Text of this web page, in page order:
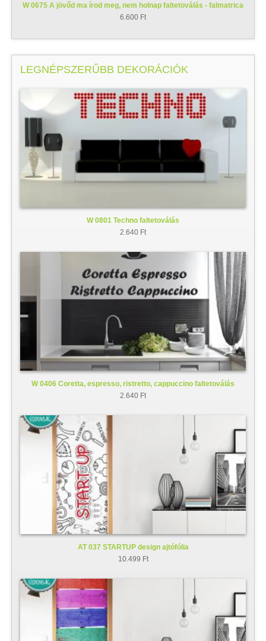
W 0675 A jövőd ma írod meg, nem holnap faltetoválás - falmatrica
6.600 Ft
LEGNÉPSZERŰBB DEKORÁCIÓK
W 0801 Techno faltetoválás
2.640 Ft
W 0406 Coretta, espresso, ristretto, cappuccino faltetoválás
2.640 Ft
AT 037 STARTUP design ajtófólia
10.499 Ft